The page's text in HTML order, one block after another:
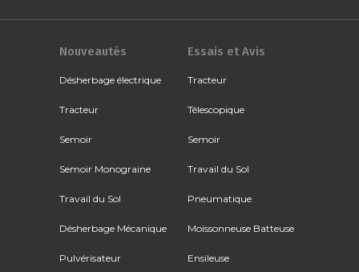
Nouveautés
Désherbage électrique
Tracteur
Semoir
Semoir Monograine
Travail du Sol
Désherbage Mécanique
Pulvérisateur
Essais et Avis
Tracteur
Télescopique
Semoir
Travail du Sol
Pneumatique
Moissonneuse Batteuse
Ensileuse